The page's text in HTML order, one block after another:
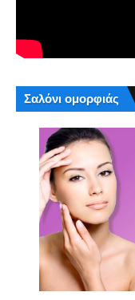
Σαλόνι ομορφιάς